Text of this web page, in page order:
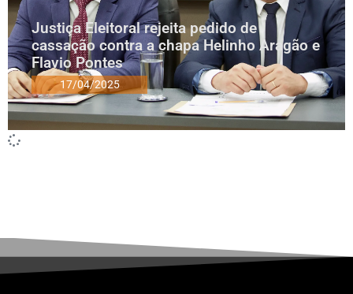
Justiça Eleitoral rejeita pedido de
cassação contra a chapa Helinho Aragão e
Flavio Pontes
17/04/2025